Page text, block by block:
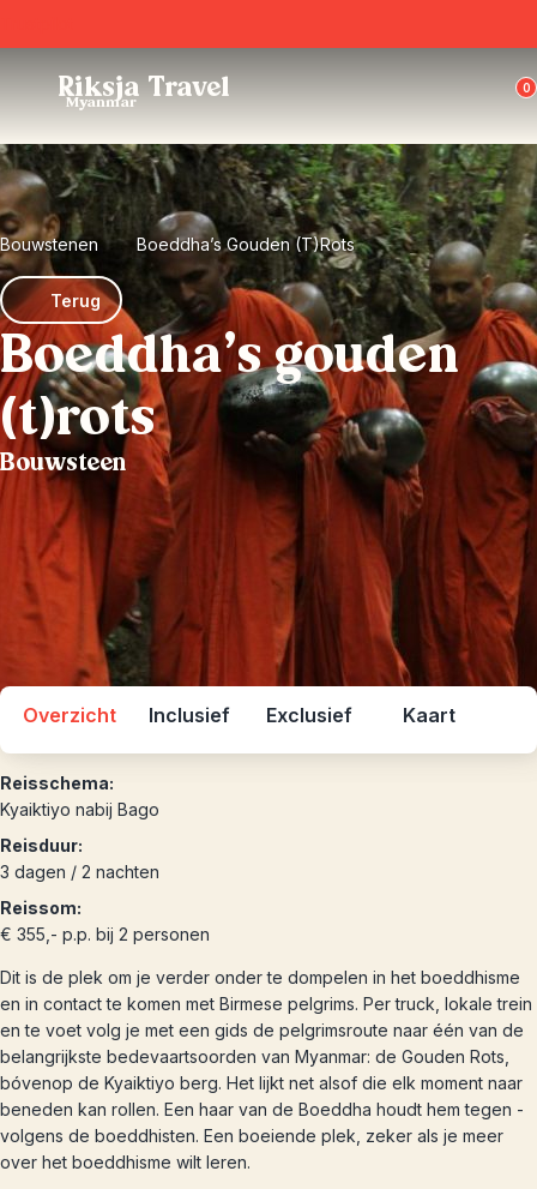
Riksja Travel
Myanmar
0
Bouwstenen Boeddha’s Gouden (t)rots
Terug
Boeddha’s gouden
(t)rots
Bouwsteen
Overzicht Inclusief Exclusief Kaart
Reisschema:
Kyaiktiyo nabij Bago
Reisduur:
3 dagen / 2 nachten
Reissom:
€ 355,- p.p. bij 2 personen
Dit is de plek om je verder onder te dompelen in het boeddhisme
en in contact te komen met Birmese pelgrims. Per truck, lokale trein
en te voet volg je met een gids de pelgrimsroute naar één van de
belangrijkste bedevaartsoorden van Myanmar: de Gouden Rots,
bóvenop de Kyaiktiyo berg. Het lijkt net alsof die elk moment naar
beneden kan rollen. Een haar van de Boeddha houdt hem tegen -
volgens de boeddhisten. Een boeiende plek, zeker als je meer
over het boeddhisme wilt leren.